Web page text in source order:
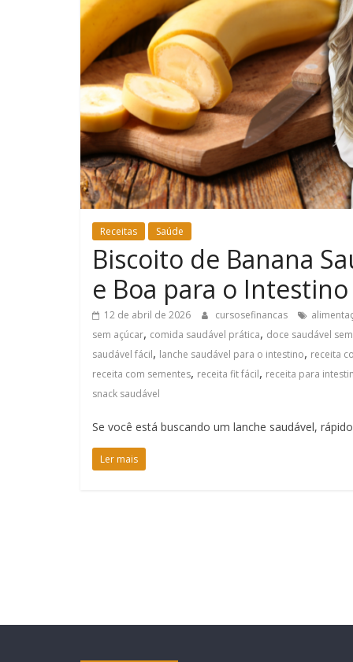
Receitas Saúde
Biscoito de Banana
e Boa para o Intestino
12 de abril de 2026 cursosefinancas
sem açúcar, comida saudável prática, doce saudável
saudável fácil, lanche saudável para o intestino, receita
receita com sementes, receita fit fácil, receita para
snack saudável
Se você está buscando um lanche saudável,
Ler mais